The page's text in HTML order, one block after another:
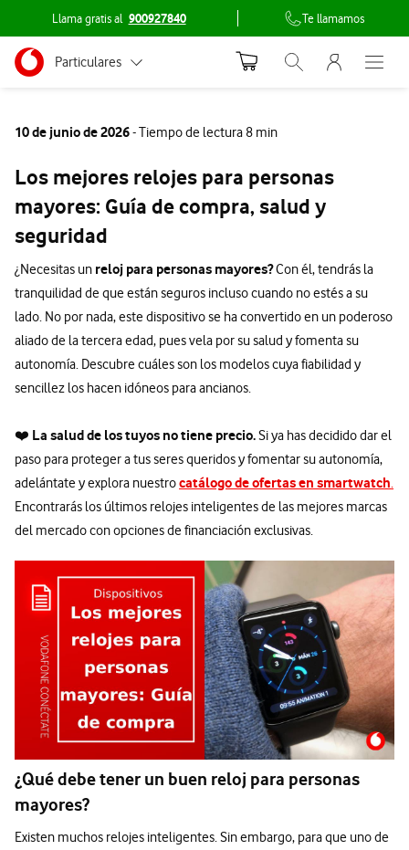
Llama gratis al 900927840 Te llamamos
Ir a la pagina principal de vodafone.es
Menu navegación Segmento
Particulares
Grandes empresas y AA.PP.
Abrir buscador.
Menu
Abre
10 de junio de 2026- Tiempo de lectura 8 min
Los mejores relojes para personas
mayores: Guía de compra, salud y
seguridad
¿Necesitas un reloj para personas mayores?Con él, tendrás la
tranquilidad de que están seguros incluso cuando no estés a su
lado. No por nada, este dispositivo se ha convertido en un poderoso
aliado de la tercera edad, pues vela por su salud y fomenta su
autonomía. Descubre cuáles son los modelos cuya fiabilidad y
sencillez los hacen idóneos para ancianos.
❤️ La salud de los tuyos no tiene precio.Si ya has decidido dar el
paso para proteger a tus seres queridos y fomentar su autonomía,
adelántate y explora nuestrocatálogo de ofertas en smartwatch.
Encontrarás los últimos relojes inteligentes de las mejores marcas
del mercado con opciones de financiación exclusivas.
¿Qué debe tener un buen reloj para personas
mayores?
Existen muchos relojes inteligentes. Sin embargo, para que uno de